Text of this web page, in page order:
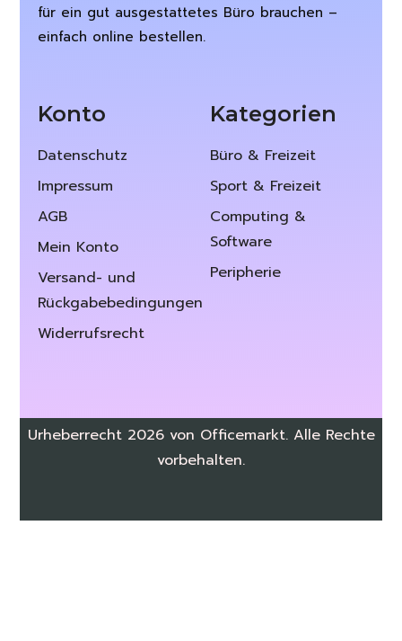
für ein gut ausgestattetes Büro brauchen –
einfach online bestellen.
Konto
Datenschutz
Impressum
AGB
Mein Konto
Versand- und
Rückgabebedingungen
Widerrufsrecht
Kategorien
Büro & Freizeit
Sport & Freizeit
Computing &
Software
Peripherie
Urheberrecht 2026 von Officemarkt. Alle Rechte
vorbehalten.